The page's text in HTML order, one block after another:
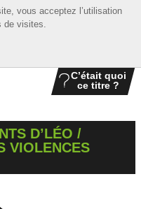
vous acceptez l’utilisation
de visites.
vous acceptez l’utilisation
de visites.
C’était quoi
ce titre ?
D’LÉO /
VIOLENCES